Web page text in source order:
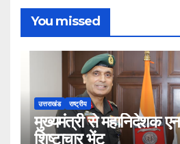
You missed
उत्तराखंड राष्ट्रीय
मुख्यमंत्री से महानिदेशक
शिष्टाचार भेंट